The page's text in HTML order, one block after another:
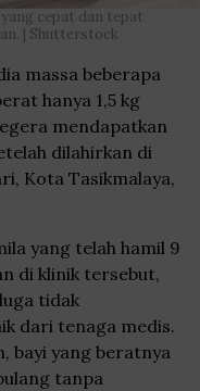
cepat dan tepat
| Shutterstock
massa beberapa
hanya 1,5 kg
mendapatkan
dilahirkan di
Kota Tasikmalaya,
yang telah hamil 9
di klinik tersebut,
tidak
dari tenaga medis.
bayi yang beratnya
tanpa